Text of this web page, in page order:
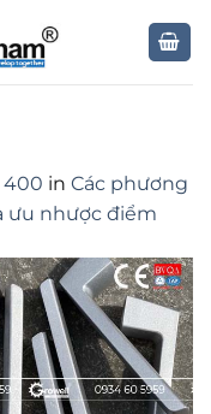
400 in Các phương
ưu nhược điểm